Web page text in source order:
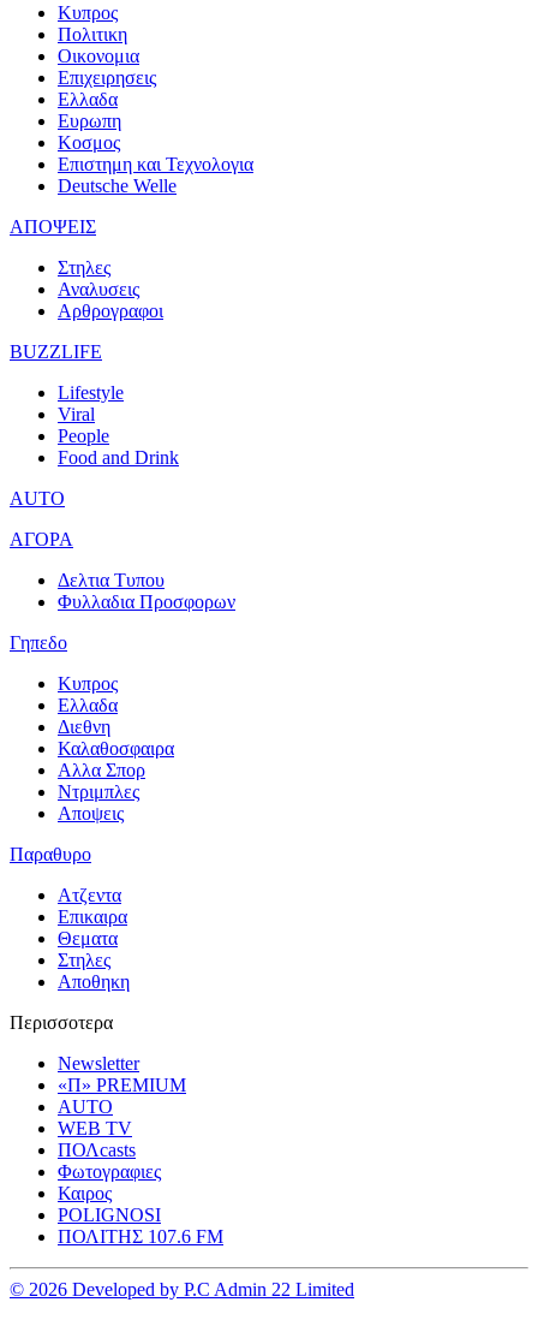
Κυπρος
Πολιτικη
Οικονομια
Επιχειρησεις
Ελλαδα
Ευρωπη
Κοσμος
Επιστημη και Τεχνολογια
Deutsche Welle
ΑΠΟΨΕΙΣ
Στηλες
Αναλυσεις
Αρθρογραφοι
BUZZLIFE
Lifestyle
Viral
People
Food and Drink
AUTO
ΑΓΟΡΑ
Δελτια Τυπου
Φυλλαδια Προσφορων
Γηπεδο
Κυπρος
Ελλαδα
Διεθνη
Καλαθοσφαιρα
Αλλα Σπορ
Ντριμπλες
Αποψεις
Παραθυρο
Ατζεντα
Επικαιρα
Θεματα
Στηλες
Αποθηκη
Περισσοτερα
Newsletter
«Π» PREMIUM
AUTO
WEB TV
ΠΟΛcasts
Φωτογραφιες
Καιρος
POLIGNOSI
ΠΟΛΙΤΗΣ 107.6 FM
© 2026 Developed by P.C Admin 22 Limited